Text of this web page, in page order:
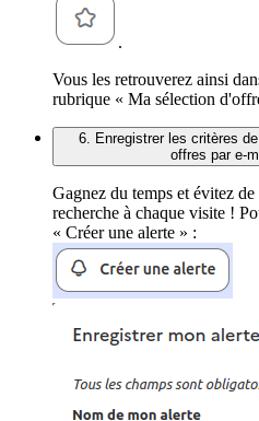
.
Vous les retrouverez ainsi
rubrique « Ma sélection
6. Enregistrer les critères
offres par e-
Gagnez du temps et évitez
recherche à chaque visite !
« Créer une alerte » :